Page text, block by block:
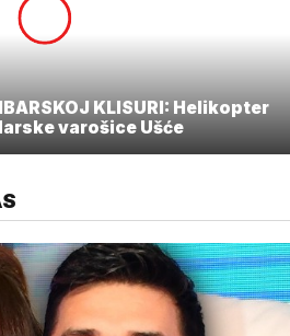
IBARSKOJ KLISURI: Helikopter
varošice Ušće